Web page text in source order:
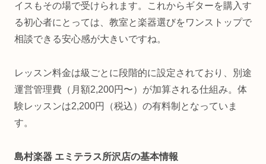
イスもその場で受けられます。これからギターを購入す
る初心者にとっては、教室と楽器選びをワンストップで
相談できる安心感が大きいですね。
レッスン料金は級ごとに段階的に設定されており、別途
運営管理費（月額2,200円〜）が加算される仕組み。体
験レッスンは2,200円（税込）の有料制となっていま
す。
島村楽器 エミテラス所沢店の基本情報